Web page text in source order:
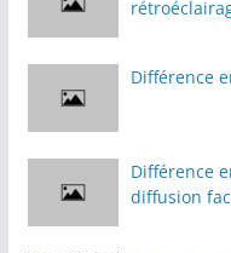
Différence
Différence
diffusion